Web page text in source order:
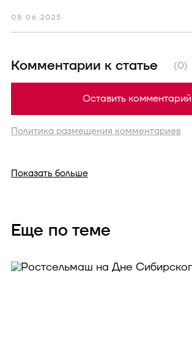
08.06.2023
Комментарии к статье (0)
Политика размещения комментариев
Оставить комментарий
Показать больше
Еще по теме